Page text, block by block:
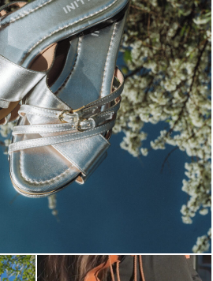
the Echos mule in silver is...